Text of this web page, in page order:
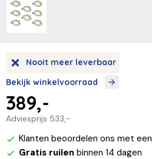
Nooit meer leverbaar
Bekijk winkelvoorraad
Adviesprijs 533,-
389,-
Klanten beoordelen ons met een
Gratis ruilen binnen 14 dagen